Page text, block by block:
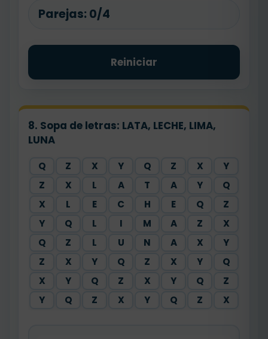
Parejas: 0/4
Reiniciar
8. Sopa de letras: LATA, LECHE, LIMA,
LUNA
Q Z X Y Q Z X
Y
Z
X L A T A Y
Q
X
L E C H E Q
Z
Y
Q L I M A Z
X
Q
Z L U N A X
Y
Z
X Y Q Z X Y
Q
X
Y Q Z X Y Q
Z
Y
Q Z X Y Q Z X